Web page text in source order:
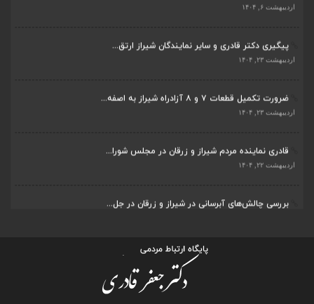
اردیبهشت ۶, ۱۴۰۴
پیگیری دکتر قادری و سایر نمایندگان شیراز ارتق...
اردیبهشت ۲۳, ۱۴۰۴
ضرورت تکمیل قطعات ۷ و ۸ آزادراه شیراز به اصفه...
اردیبهشت ۲۳, ۱۴۰۴
قادری نماینده مردم شیراز و زرقان در مجلس شورا...
اردیبهشت ۲۲, ۱۴۰۴
بررسی چالش‌های آبرسانی در شیراز و زرقان در جل...